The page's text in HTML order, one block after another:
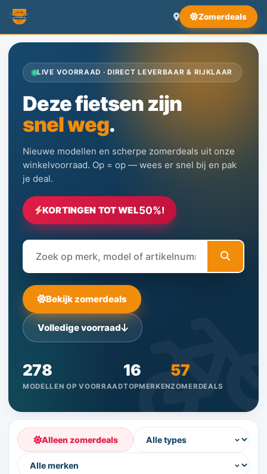
Zomerdeals
LIVE VOORRAAD · DIRECT LEVERBAAR & RIJKLAAR
Deze fietsen zijn
snel weg.
Nieuwe modellen en scherpe zomerdeals uit onze
winkelvoorraad. Op = op — wees er snel bij en pak
je deal.
KORTINGEN TOT WEL50%!
Bekijk zomerdeals
Volledige voorraad
278
MODELLEN OP VOORRAAD
16
TOPMERKEN
57
ZOMERDEALS
Alleen zomerdeals